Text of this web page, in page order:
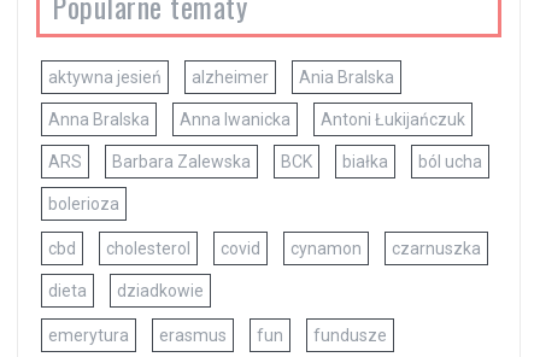
aktywna jesień alzheimer Ania Bralska
Anna Bralska Anna Iwanicka Antoni Łukijańczuk
ARS Barbara Zalewska BCK białka ból ucha
bolerioza
cbd cholesterol covid cynamon czarnuszka
dieta dziadkowie
emerytura erasmus fun fundusze